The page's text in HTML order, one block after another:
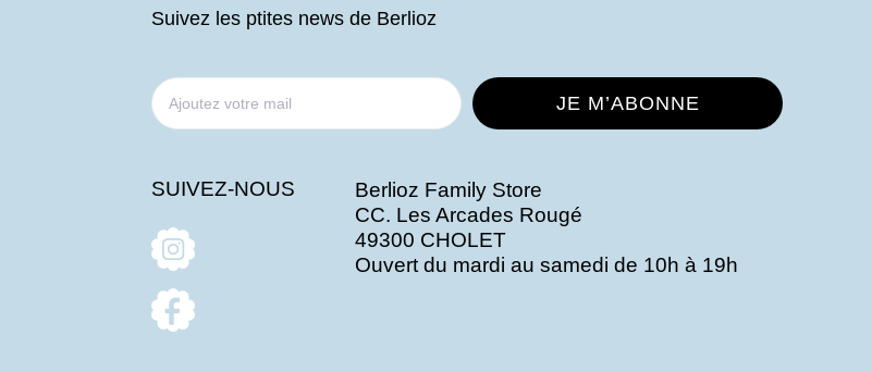
Suivez les ptites news de Berlioz
SUIVEZ-NOUS
Berlioz Family Store
CC. Les Arcades Rougé
49300 CHOLET
Ouvert du mardi au samedi de 10h à 19h